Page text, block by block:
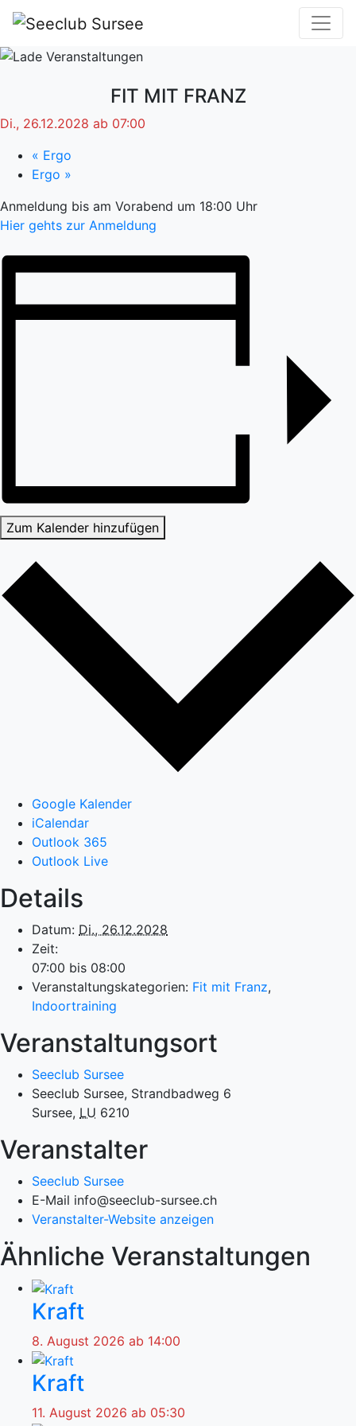
FIT MIT FRANZ
Di., 26.12.2028 ab 07:00
« Ergo
Ergo »
Anmeldung bis am Vorabend um 18:00 Uhr
Hier gehts zur Anmeldung
Zum Kalender hinzufügen
Google Kalender
iCalendar
Outlook 365
Outlook Live
Details
Datum: Di., 26.12.2028
Zeit:
07:00 bis 08:00
Veranstaltungskategorien: Fit mit Franz,
Indoortraining
Veranstaltungsort
Seeclub Sursee
Seeclub Sursee, Strandbadweg 6
Sursee, LU 6210
Veranstalter
Seeclub Sursee
E-Mail info@seeclub-sursee.ch
Veranstalter-Website anzeigen
Ähnliche Veranstaltungen
Kraft
8. August 2026 ab 14:00
Kraft
11. August 2026 ab 05:30